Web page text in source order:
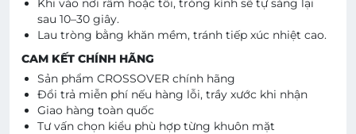
Khi vào nơi râm hoặc tối, tròng kính sẽ tự sáng lại
sau 10–30 giây.
Lau tròng bằng khăn mềm, tránh tiếp xúc nhiệt cao.
CAM KẾT CHÍNH HÃNG
Sản phẩm CROSSOVER chính hãng
Đổi trả miễn phí nếu hàng lỗi, trầy xước khi nhận
Giao hàng toàn quốc
Tư vấn chọn kiểu phù hợp từng khuôn mặt